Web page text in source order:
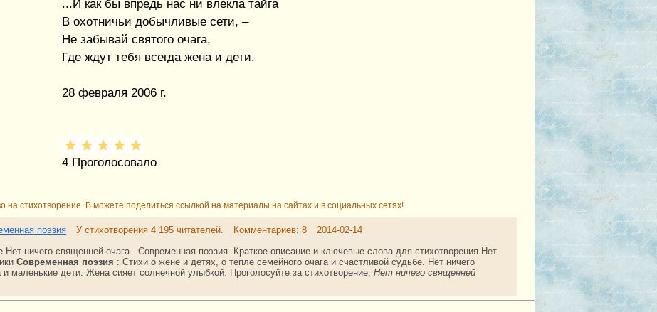
...И как бы впредь нас ни влекла тайга
В охотничьи добычливые сети, –
Не забывай святого очага,
Где ждут тебя всегда жена и дети.
28 февраля 2006 г.
4 Проголосовало
на стихотворение. В можете поделиться ссылкой на материалы на сайтах и в социальных сетях!
поэзия У стихотворения 4 195 читателей. Комментариев: 8
2014-02-14
Нет ничего священней очага - Современная поэзия. Краткое описание и ключевые слова для стихотворения Нет
Современная поэзия : Стихи о жене и детях, о тепле семейного очага и счастливой судьбе. Нет ничего
маленькие дети. Жена сияет солнечной улыбкой.
Проголосуйте за стихотворение: Нет ничего священней